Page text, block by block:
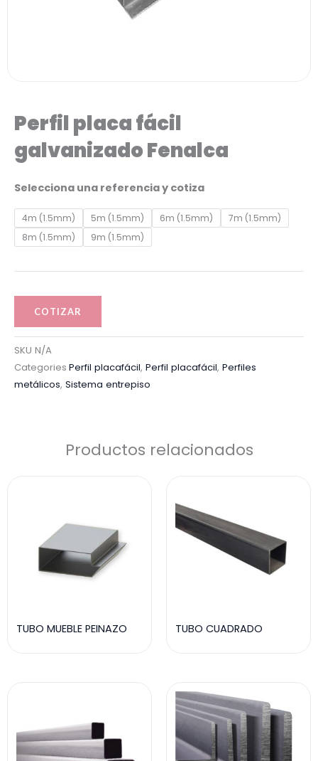
Perfil placa fácil
galvanizado Fenalca
Selecciona una referencia y cotiza
4m (1.5mm) 5m (1.5mm) 6m (1.5mm)
7m (1.5mm)
8m (1.5mm)
9m (1.5mm)
Perfil
fácil
galvanizado
COTIZAR
SKU N/A
Categories Perfil placafácil, Perfil placafácil, Perfiles
metálicos, Sistema entrepiso
Productos relacionados
TUBO MUEBLE PEINAZO TUBO CUADRADO